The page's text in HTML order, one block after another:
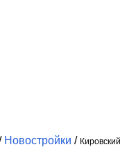
Новостройки / Кировский